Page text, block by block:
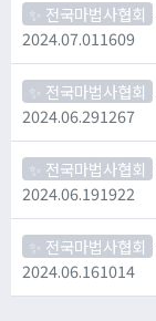
✨ 전국마법사협회
2024.07.01 1609
✨ 전국마법사협회
2024.06.291267
✨ 전국마법사협회
2024.06.191922
✨ 전국마법사협회
2024.06.161014